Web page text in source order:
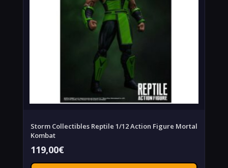
Storm Collectibles Reptile 1/12 Action Figure Mortal
Kombat
119,00€